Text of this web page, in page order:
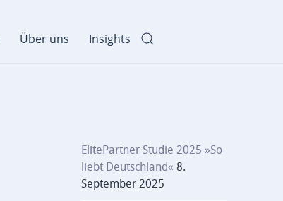
Über uns Insights
ElitePartner Studie 2025 »So
liebt Deutschland« 8.
September 2025